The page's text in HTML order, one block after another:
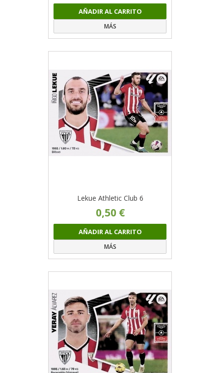
AÑADIR AL CARRITO
MÁS
Lekue Athletic Club 6
0,50 €
AÑADIR AL CARRITO
MÁS